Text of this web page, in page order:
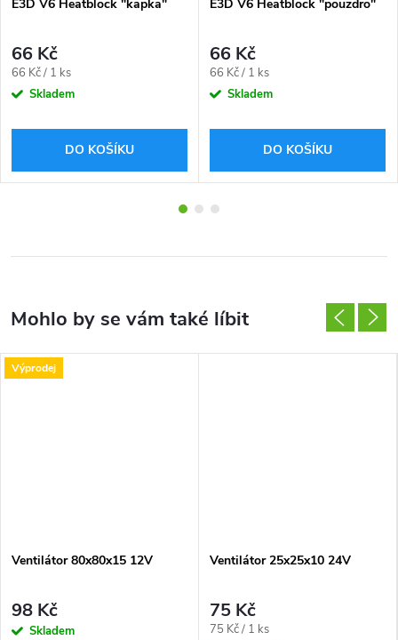
E3D V6 Heatblock "kapka"
66 Kč
Měrná
cena:
66 Kč / 1 ks
Skladem
DO KOŠÍKU
E3D V6 Heatblock "pouzdro"
66 Kč
Měrná
cena:
66 Kč / 1 ks
Skladem
DO KOŠÍKU
Výprodej
Ventilátor 80x80x15 12V
98 Kč
Skladem
Ventilátor 25x25x10 24V
75 Kč
Měrná
75 Kč / 1 ks